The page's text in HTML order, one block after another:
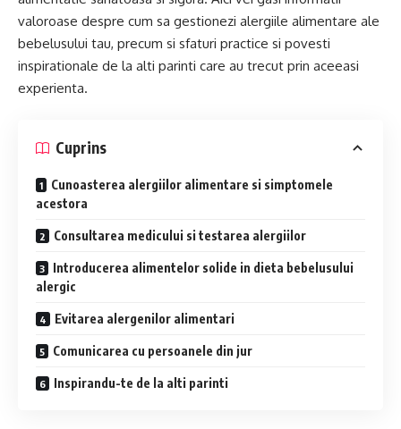
valoroase despre cum sa gestionezi alergiile alimentare ale
bebelusului tau, precum si sfaturi practice si povesti
inspirationale de la alti parinti care au trecut prin aceeasi
experienta.
Cuprins
Cunoasterea alergiilor alimentare si simptomele
acestora
Consultarea medicului si testarea alergiilor
Introducerea alimentelor solide in dieta bebelusului
alergic
Evitarea alergenilor alimentari
Comunicarea cu persoanele din jur
Inspirandu-te de la alti parinti